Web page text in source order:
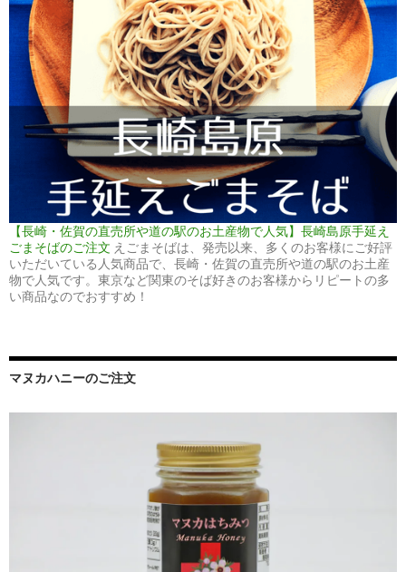
【長崎・佐賀の直売所や道の駅のお土産物で人気】長崎島原手延え
ごまそばのご注文 えごまそばは、発売以来、多くのお客様にご好評
いただいている人気商品で、長崎・佐賀の直売所や道の駅のお土産
物で人気です。東京など関東のそば好きのお客様からリピートの多
い商品なのでおすすめ！
マヌカハニーのご注文